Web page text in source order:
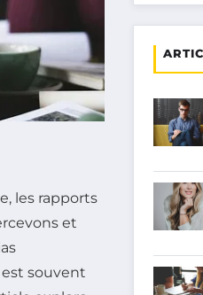
les rapports
et
souvent